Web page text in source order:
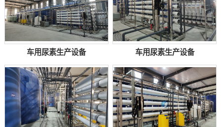
车用尿素生产设备 车用尿素生产设备